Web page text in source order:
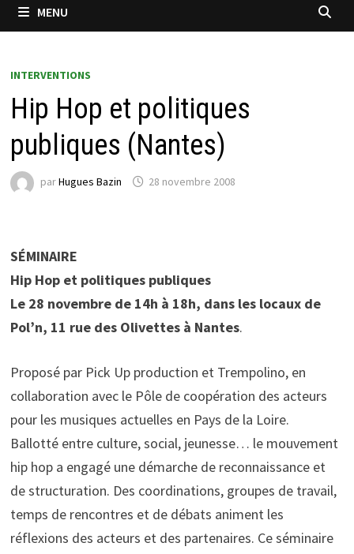
MENU
INTERVENTIONS
Hip Hop et politiques
publiques (Nantes)
parHugues Bazin 28 novembre 2008
SÉMINAIRE
Hip Hop et politiques publiques
Le 28 novembre de 14h à 18h, dans les locaux de
Pol’n, 11 rue des Olivettes à Nantes.
Proposé par Pick Up production et Trempolino, en
collaboration avec le Pôle de coopération des acteurs
pour les musiques actuelles en Pays de la Loire.
Ballotté entre culture, social, jeunesse… le mouvement
hip hop a engagé une démarche de reconnaissance et
de structuration. Des coordinations, groupes de travail,
temps de rencontres et de débats animent les
réflexions des acteurs et des partenaires. Ce séminaire